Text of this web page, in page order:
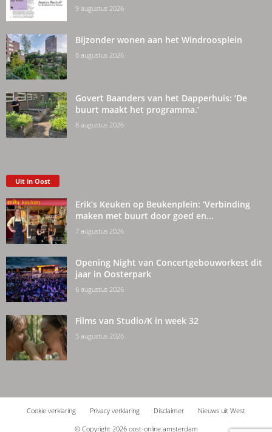
9 augustus 2026
Bijzonder wonen aan het Windroosplein
8 augustus 2026
Govert Baanders van het Dapperhuis: ‘De
buurt maakt het programma.’
8 augustus 2026
Uit in Oost
Erik’s Keuken op Beukenplein: ‘Verbinding
maken met buurt door goed en...
7 augustus 2026
Opening Night van Concertgebouworkest dit
jaar in Oosterpark
6 augustus 2026
Films van Studio/K in week 32
5 augustus 2026
Cookie verklaring Privacy verklaring Disclaimer
Nieuws uit West
© Copyright 2026 oost-online.amsterdam